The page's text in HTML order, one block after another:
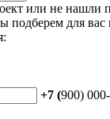
или не нашли
подберем для вас
+7 (900)